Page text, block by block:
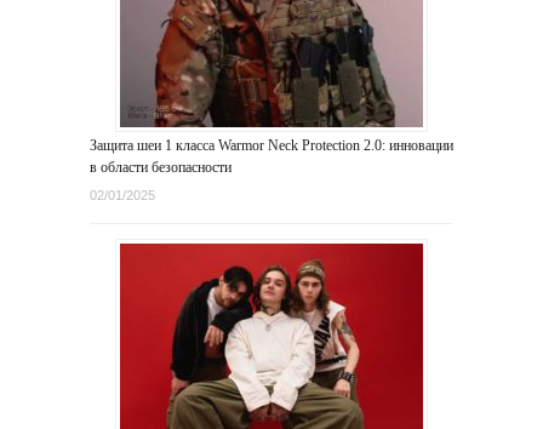
Защита шеи 1 класса Warmor Neck Protection 2.0: инновации
в области безопасности
02/01/2025